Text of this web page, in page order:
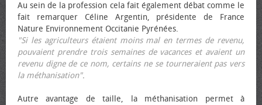
Au sein de la profession cela fait également débat comme le
fait remarquer Céline Argentin, présidente de France
Nature Environnement Occitanie Pyrénées.
"Si les agriculteurs étaient moins mal en termes de revenu,
pouvaient prendre trois semaines de vacances et avaient un
revenu digne de ce nom, certains ne se tourneraient pas vers
la méthanisation".
Autre avantage de taille, la méthanisation permet à